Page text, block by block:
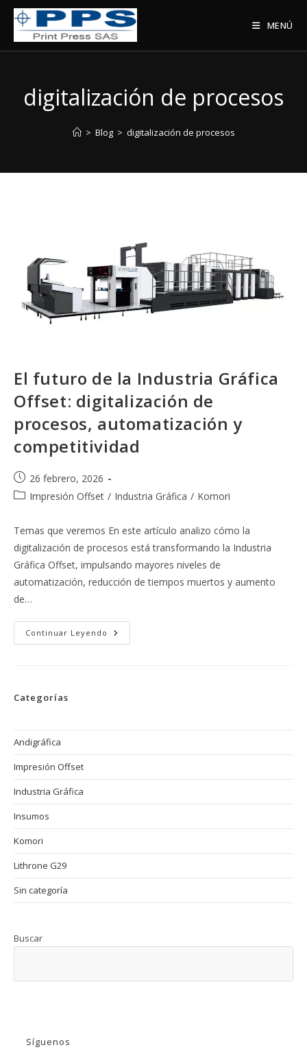
Saltar
contenido
MENÚ
digitalización de procesos
> Blog > digitalización de procesos
El futuro de la Industria Gráfica
Offset: digitalización de
procesos, automatización y
competitividad
Publicación
de
26 febrero, 2026
Categoría
la
entrada:
Impresión Offset / Industria Gráfica / Komori
Temas que veremos En este artículo analizo cómo la
digitalización de procesos está transformando la Industria
Gráfica Offset, impulsando mayores niveles de
automatización, reducción de tiempos muertos y aumento
de…
Continuar Leyendo El
Futuro
Categorías
Andigráfica
Impresión Offset
Industria Gráfica
Insumos
Komori
Lithrone G29
Sin categoría
Buscar
Síguenos